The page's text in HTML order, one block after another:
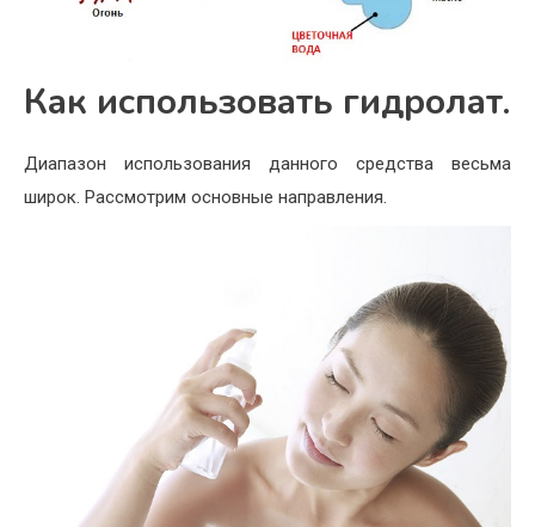
Как использовать гидролат.
Диапазон использования данного средства весьма
широк. Рассмотрим основные направления.